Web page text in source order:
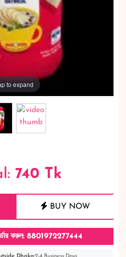
to expand
740 Tk
BUY NOW
করুন: 8801972277444